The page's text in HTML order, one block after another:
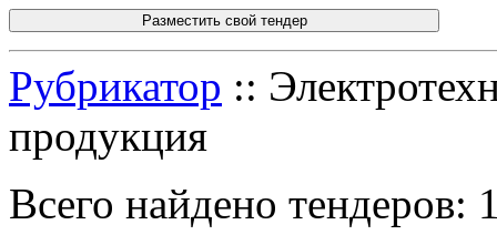
Разместить свой тендер
Рубрикатор ::
продукция
Всего найдено тендеров: